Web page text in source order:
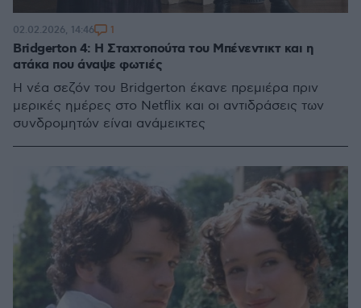
Bridgerton 4: Η Σταχτοπούτα του Μπένεντικτ και η
ατάκα που άναψε φωτιές
Η νέα σεζόν του Bridgerton έκανε πρεμιέρα πριν
μερικές ημέρες στο Netflix και οι αντιδράσεις των
συνδρομητών είναι ανάμεικτες
02.02.2026, 14:46 1